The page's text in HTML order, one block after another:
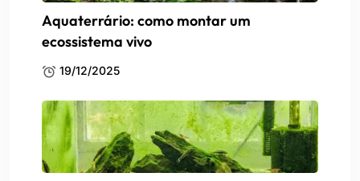
Aquaterrário: como montar um
ecossistema vivo
19/12/2025